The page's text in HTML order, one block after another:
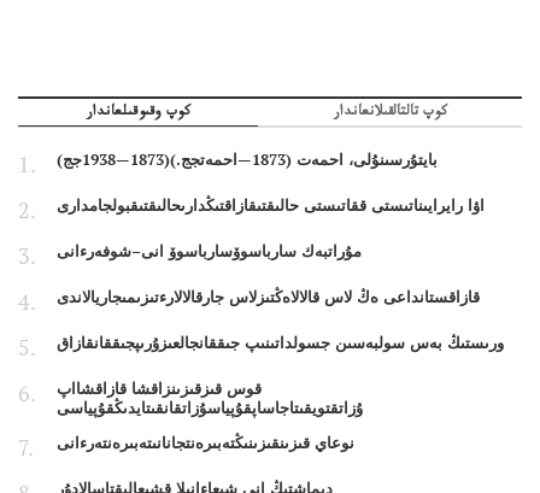
كوپ وقىوقىلعاندار كوپ تالتالقىلانعاندار
بايتۇرسىنۇلى، احمەت (1873—احمەتجج.)(1873—1938جج)
اۋا رايرايىناتىستى ققاتىستى حالىقتىقازاقتىڭدارىحالىقتىقبولجامدارى
مۇراتبەك سارباسوۆسارباسوۆ انى–شوفەرءانى
قازاقستانداعى ەڭ لاس قالالاەڭتىزلاس جارقالالارءتىزىمىجاريالاندى
ورىستىڭ بەس سولبەسىن جسولداتىنىپ جىققانجالعىزۇرىپجىققانقازاق
قوس قىزقىزىنزاقشا قازاقشااپ
ۇزاتقتويقىتاجاساپقۇپياسۇزاتقانقىتايدىڭقۇپياسى
نوعاي قىزىنقىزىنىڭتەبىرەنتجانانىتەبىرەنتەرءانى
ديماشتىڭ انى شىعاءانىلا قشىعالىقتاسالادۇر